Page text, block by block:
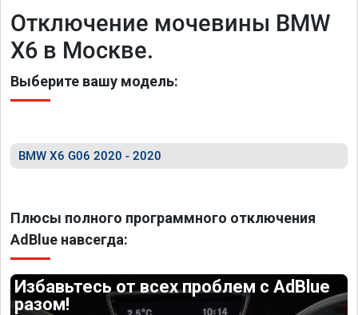
Отключение мочевины BMW
X6 в Москве.
Выберите вашу модель:
BMW X6 G06 2020 - 2020
Плюсы полного программного отключения
AdBlue навсегда:
Избавьтесь от всех проблем с AdBlue
разом!